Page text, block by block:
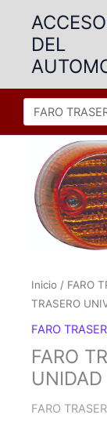
contenido
DEL
Inicio / FARO
TRASERO
FARO
FARO
UNIDAD
FARO